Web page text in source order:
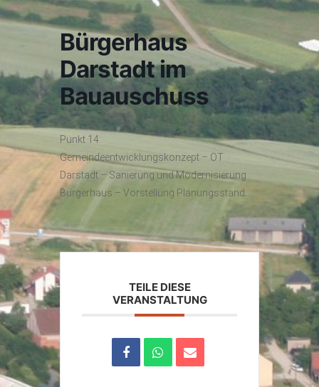
Bürgerhaus
Darstadt im
Bauauschuss
Punkt 14:
Gemeindeentwicklungskonzept – OT
Darstadt – Sanierung und Modernisierung
Bürgerhaus – Vorstellung Planungsstand.
TEILE DIESE
VERANSTALTUNG